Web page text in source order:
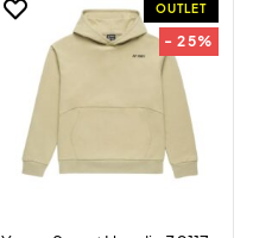
OUTLET
- 25%